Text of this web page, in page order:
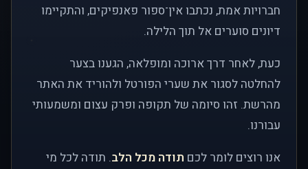
חברויות אמת, נכתבו אין־ספור פאנפיקים, והתקיימו
דיונים סוערים אל תוך הלילה.
כעת, לאחר דרך ארוכה ומופלאה, הגענו בצער
להחלטה לסגור את שערי הפורטל ולהוריד את האתר
מהרשת. זהו סיומה של תקופה ופרק עצום ומשמעותי
עבורנו.
אנו רוצים לומר לכם תודה מכל הלב. תודה לכל מי